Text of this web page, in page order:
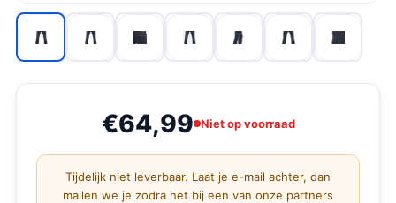
€64,99 Niet op voorraad
Tijdelijk niet leverbaar. Laat je e-mail achter, dan
mailen we je zodra het bij een van onze partners